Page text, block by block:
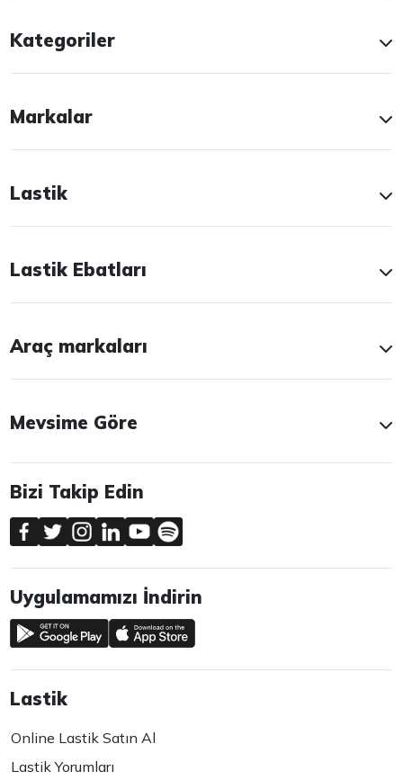
Kategoriler
Markalar
Lastik
Lastik Ebatları
Araç markaları
Mevsime Göre
Bizi Takip Edin
Uygulamamızı İndirin
Lastik
Online Lastik Satın Al
Lastik Yorumları